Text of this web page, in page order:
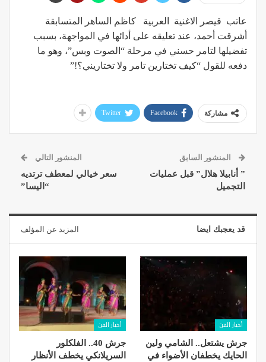
عاتب قيصر الاغنية العربية كاظم الساهر المتسابقة
أشرقت أحمد، عند تعليقه على أدائها في المواجهة، بسبب
تفضيلها لتامر حسني في مرحلة “الصوت وبس”، وهو ما
دفعه للقول “كيف تختارين تامر ولا تختاريني؟!”
مشاركة Facebook
Twitter
المنشور السابق
” أنابيلا هلال” قبل عمليات
التجميل
المنشور التالي
سعر خيالي لمعطف ترتديه
“اليسا”
قد يعجبك ايضا المزيد عن المؤلف
أخبار الفن
جرش يشتعل.. الشامي ولين
الحايك يخطفان الأضواء في
أخبار الفن
جرش 40.. الفلكلور
السريلانكي يخطف الأنظار